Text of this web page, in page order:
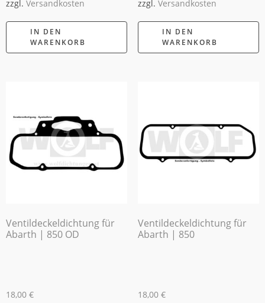
zzgl. Versandkosten
IN DEN
WARENKORB
zzgl. Versandkosten
IN DEN
WARENKORB
Ventildeckeldichtung für
Abarth | 850 OD
18,00 €
Ventildeckeldichtung für
Abarth | 850
18,00 €